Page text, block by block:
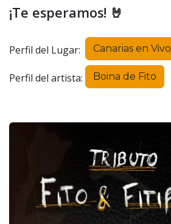
¡Te esperamos! 🤘
Perfil del Lugar: Canarias en Vivo
Perfil del artista: Boina de Fito